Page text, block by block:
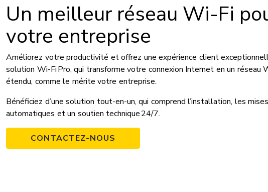
Un meilleur réseau Wi-Fi
votre entreprise
Améliorez votre productivité et offrez une expérience client
solution Wi-Fi Pro, qui transforme votre connexion Internet en un réseau
étendu, comme le mérite votre entreprise.
Bénéficiez d’une solution tout-en-un, qui comprend l’installation, les
automatiques et un soutien technique 24/7.
CONTACTEZ-NOUS